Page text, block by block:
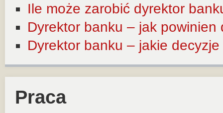
Ile może zarobić dyrektor
Dyrektor banku – jak
Dyrektor banku – jakie
Praca